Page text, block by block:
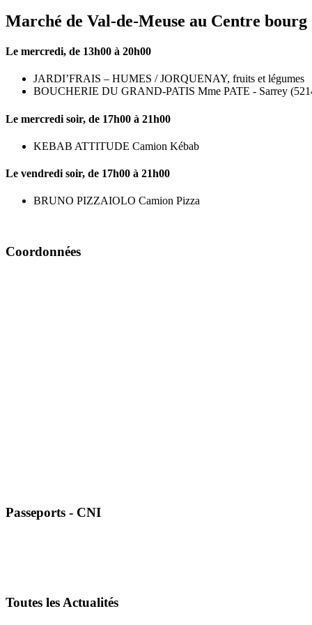
Marché de Val-de-Meuse au Centre
Le mercredi, de 13h00 à 20h00
JARDI’FRAIS – HUMES / JORQUENAY, fruits et légumes
BOUCHERIE DU GRAND-PATIS Mme PATE - Sarrey
Le mercredi soir, de 17h00 à 21h00
KEBAB ATTITUDE Camion Kébab
Le vendredi soir, de 17h00 à 21h00
BRUNO PIZZAIOLO Camion Pizza
Coordonnées
Passeports - CNI
Toutes les Actualités